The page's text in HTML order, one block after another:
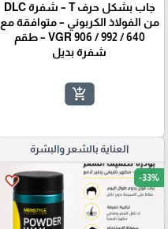
جاب بشكل حرف T – شفرة DLC
من الفولاذ الكربوني – متوافقة مع
VGR 906 / 992 / 640 – طقم
شفرة بديل
add_shopping_cart
العناية بالشعر والبشرة
favorite_border -33%